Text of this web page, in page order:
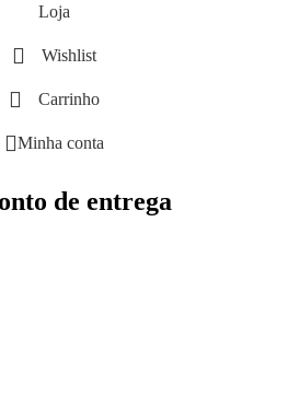
Loja
Wishlist
Carrinho
Minha conta
de entrega